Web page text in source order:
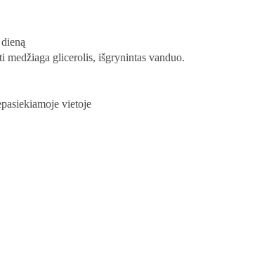
medžiaga glicerolis, išgrynintas vanduo.
vietoje